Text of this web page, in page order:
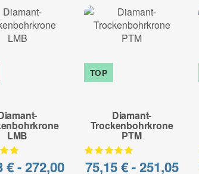
LMB
€ -272,00
TOP
Diamant-
Trockenbohrkrone
PTM
75,15 € -251,05